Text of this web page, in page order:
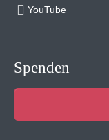
YouTube
Spenden